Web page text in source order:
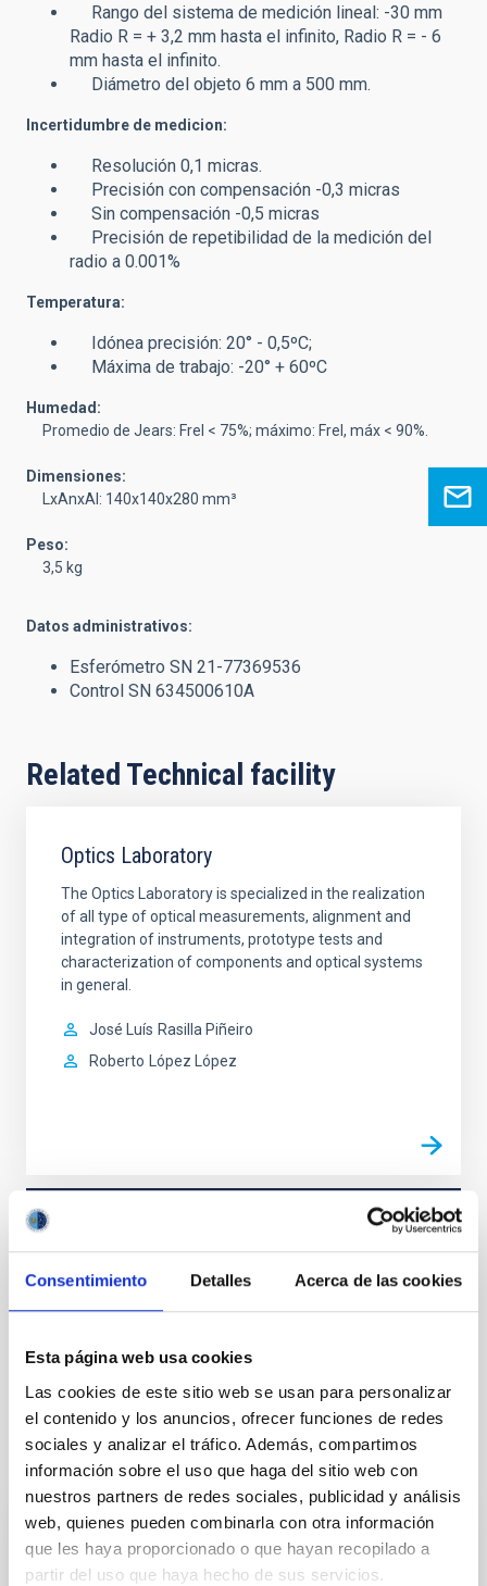
Consentimiento Detalles Acerca de las cookies
Esta página web usa cookies
Las cookies de este sitio web se usan para personalizar
el contenido y los anuncios, ofrecer funciones de redes
sociales y analizar el tráfico. Además, compartimos
información sobre el uso que haga del sitio web con
nuestros partners de redes sociales, publicidad y análisis
web, quienes pueden combinarla con otra información
que les haya proporcionado o que hayan recopilado a
partir del uso que haya hecho de sus servicios.
Rango del sistema de medición lineal: -30 mm
Radio R = + 3,2 mm hasta el infinito, Radio R = - 6
mm hasta el infinito.
Diámetro del objeto 6 mm a 500 mm.
Incertidumbre de medicion:
Resolución 0,1 micras.
Precisión con compensación -0,3 micras
Sin compensación -0,5 micras
Precisión de repetibilidad de la medición del
radio a 0.001%
Temperatura:
Idónea precisión: 20° - 0,5ºC;
Máxima de trabajo: -20° + 60ºC
Humedad:
Promedio de Jears: Frel < 75%; máximo: Frel, máx < 90%.
Dimensiones:
LxAnxAl: 140x140x280 mm³
Peso:
3,5 kg
Datos administrativos:
Esferómetro SN 21-77369536
Control SN 634500610A
Related Technical facility
Optics Laboratory
The Optics Laboratory is specialized in the realization
of all type of optical measurements, alignment and
integration of instruments, prototype tests and
characterization of components and optical systems
in general.
José Luís Rasilla Piñeiro
Roberto
López López
OPTIC
EQUIMENT TYPE
SPHEROMETER
It may interest you
ATOS 5
El escáner 3D ATOS 5 es un digitador óptico de alta